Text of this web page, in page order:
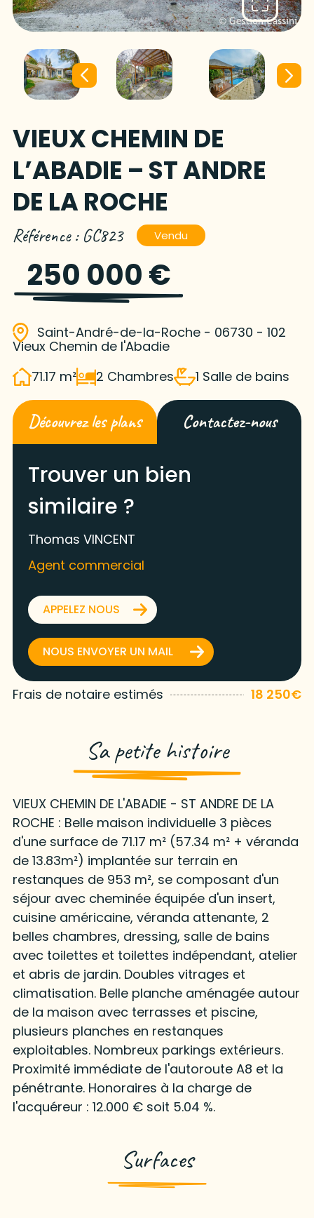
VIEUX CHEMIN DE
L’ABADIE – ST ANDRE
DE LA ROCHE
Référence : GC823 Vendu
250 000 €
Saint-André-de-la-Roche - 06730 - 102
Vieux Chemin de l'Abadie
71.17 m²
2 Chambres 1 Salle de bains
Découvrez les plans Contactez-nous
Trouver un bien
similaire ?
Thomas VINCENT
Agent commercial
APPELEZ NOUS
NOUS ENVOYER UN MAIL
Frais de notaire estimés 18 250€
Sa petite histoire
VIEUX CHEMIN DE L'ABADIE - ST ANDRE DE LA
ROCHE : Belle maison individuelle 3 pièces
d'une surface de 71.17 m² (57.34 m² + véranda
de 13.83m²) implantée sur terrain en
restanques de 953 m², se composant d'un
séjour avec cheminée équipée d'un insert,
cuisine américaine, véranda attenante, 2
belles chambres, dressing, salle de bains
avec toilettes et toilettes indépendant, atelier
et abris de jardin. Doubles vitrages et
climatisation. Belle planche aménagée autour
de la maison avec terrasses et piscine,
plusieurs planches en restanques
exploitables. Nombreux parkings extérieurs.
Proximité immédiate de l'autoroute A8 et la
pénétrante. Honoraires à la charge de
l'acquéreur : 12.000 € soit 5.04 %.
Surfaces